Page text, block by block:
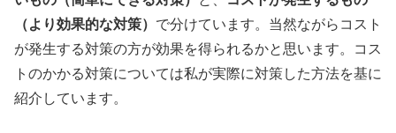
（より効果的な対策） で分けています。当然ながらコスト
が発生する対策の方が効果を得られるかと思います。コス
トのかかる対策については私が実際に対策した方法を基に
紹介しています。